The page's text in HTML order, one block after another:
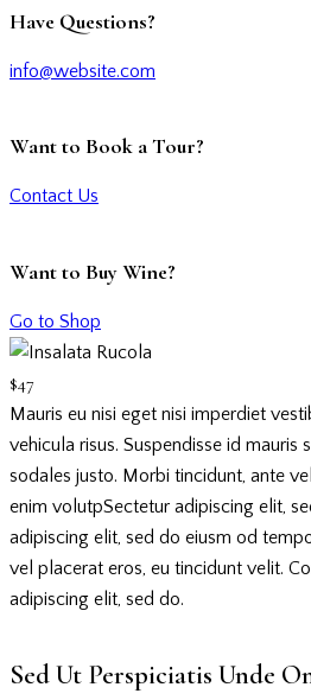
Have Questions?
info@website.com
Want to Book a Tour?
Contact Us
Want to Buy Wine?
Go to Shop
$47
Mauris eu nisi eget nisi imperdiet
vehicula risus. Suspendisse id mauris
sodales justo. Morbi tincidunt, ante
enim volutpSectetur adipiscing elit,
adipiscing elit, sed do eiusm od
vel placerat eros, eu tincidunt velit.
adipiscing elit, sed do.
Sed Ut Perspiciatis Unde